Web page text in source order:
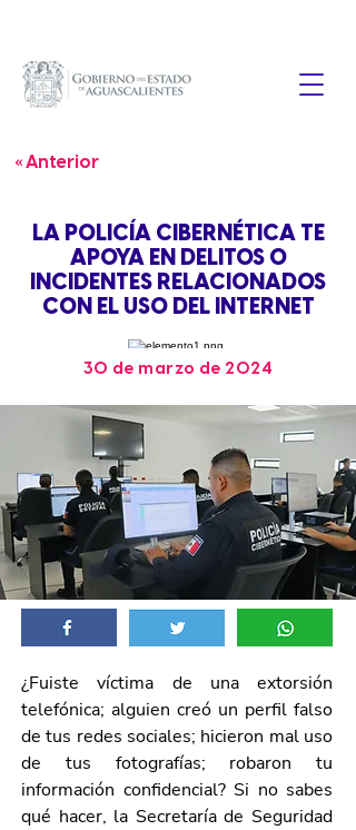
« Anterior
LA POLICÍA CIBERNÉTICA TE
APOYA EN DELITOS O
INCIDENTES RELACIONADOS
CON EL USO DEL INTERNET
30 de marzo de 2024
¿Fuiste víctima de una extorsión
telefónica; alguien creó un perfil falso
de tus redes sociales; hicieron mal uso
de tus fotografías; robaron tu
información confidencial? Si no sabes
qué hacer, la Secretaría de Seguridad